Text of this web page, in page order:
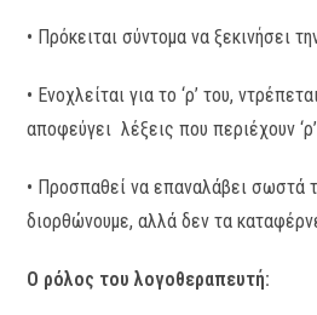
• Πρόκειται σύντομα να ξεκινήσει
• Ενοχλείται για το ‘ρ’ του,
αποφεύγει λέξεις που περιέχουν
• Προσπαθεί να επαναλάβει σωστά
διορθώνουμε, αλλά δεν τα
Ο ρόλος του λογοθεραπευτή: